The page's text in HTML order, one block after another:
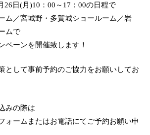
26日(月)10：00～17：00の日程で
ム／宮城野・多賀城ショールーム／岩
ムで
ペーンを開催致します！
として事前予約のご協力をお願いしてお
みの際は
ォームまたはお電話にてご予約お願い申